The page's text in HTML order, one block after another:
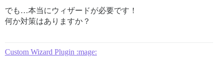
でも…本当にウィザードが必要です！
何か対策はありますか？
Custom Wizard Plugin :mage: